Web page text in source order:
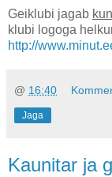
Geiklubi jagab
klubi logoga
http://
@ 16:40
Jaga
Kaunitar ja